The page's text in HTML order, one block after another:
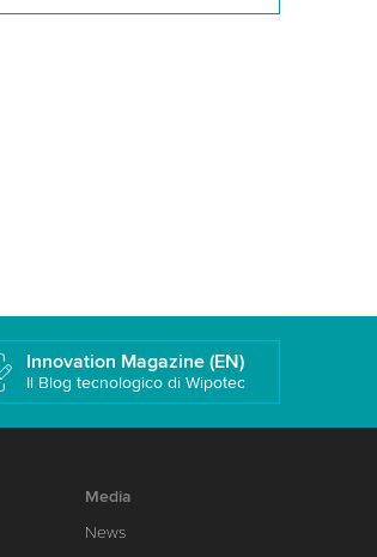
Innovation Magazine (EN)
Il Blog tecnologico di Wipotec
Media
News